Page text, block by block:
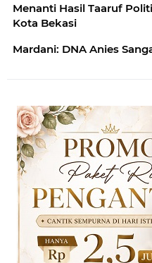
Menanti Hasil Taaruf
Kota Bekasi
Mardani: DNA Anies